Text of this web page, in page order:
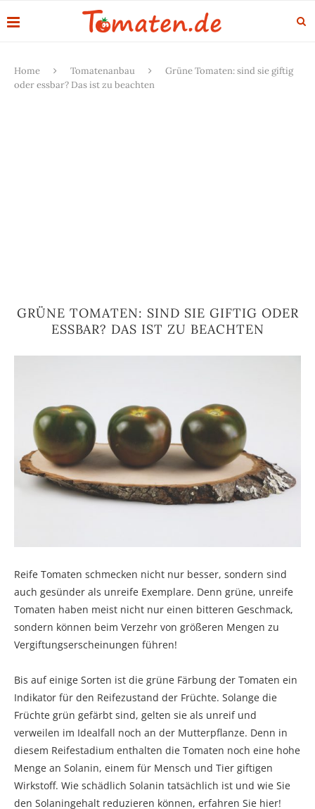
Home Tomatenanbau
Grüne Tomaten: sind sie giftig
oder essbar? Das ist zu beachten
GRÜNE TOMATEN: SIND SIE GIFTIG ODER
ESSBAR? DAS IST ZU BEACHTEN
Reife Tomaten schmecken nicht nur besser, sondern sind
auch gesünder als unreife Exemplare. Denn grüne, unreife
Tomaten haben meist nicht nur einen bitteren Geschmack,
sondern können beim Verzehr von größeren Mengen zu
Vergiftungserscheinungen führen!
Bis auf einige Sorten ist die grüne Färbung der Tomaten ein
Indikator für den Reifezustand der Früchte. Solange die
Früchte grün gefärbt sind, gelten sie als unreif und
verweilen im Idealfall noch an der Mutterpflanze. Denn in
diesem Reifestadium enthalten die Tomaten noch eine hohe
Menge an Solanin, einem für Mensch und Tier giftigen
Wirkstoff. Wie schädlich Solanin tatsächlich ist und wie Sie
den Solaningehalt reduzieren können, erfahren Sie hier!